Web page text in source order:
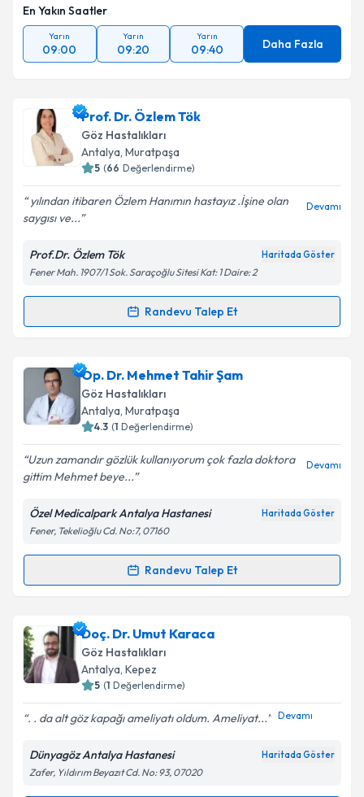
En Yakın Saatler
Yarın
09:00
Yarın
09:20
Yarın
09:40 Daha Fazla
Prof. Dr. Özlem Tök
Göz Hastalıkları
Antalya, Muratpaşa
5 (66 Değerlendirme)
yılından itibaren Özlem Hanımın hastayız .İşine olan
saygısı ve...
Devamı
Prof.Dr. Özlem Tök Haritada Göster
Fener Mah. 1907/1 Sok. Saraçoğlu Sitesi Kat: 1 Daire: 2
Randevu Talep Et
Randevu Takvimi Talebi
Prof. Dr. Özlem Tökiçin randevu takvimi talebi
oluşturun. Size bu uzmandan randevu almanız için bir
takvim hazırlandığında e-posta ile bilgilendireceğiz.
Kişisel verilerimin işlenmesine ilişkin
Aydınlatma
Metni'ni okudum ve kişisel verilerimin belirtilen
kapsamda işlenmesini kabul ediyorum.
Op. Dr. Mehmet Tahir Şam
Göz Hastalıkları
Antalya, Muratpaşa
4.3 (1 Değerlendirme)
Uzun zamandır gözlük kullanıyorum çok fazla doktora
gittim Mehmet beye...
Devamı
Özel Medicalpark Antalya Hastanesi Haritada Göster
Fener, Tekelioğlu Cd. No:7, 07160
Randevu Talep Et
Randevu Takvimi Talebi
Op. Dr. Mehmet Tahir Şamiçin randevu takvimi
talebi oluşturun. Size bu uzmandan randevu almanız
için bir takvim hazırlandığında e-posta ile
bilgilendireceğiz.
E-posta Adresiniz
Kişisel verilerimin işlenmesine ilişkinAydınlatma
Doç. Dr. Umut Karaca
Göz Hastalıkları
Antalya, Kepez
5 (1 Değerlendirme)
. . da alt göz kapağı ameliyatı oldum. Ameliyat... Devamı
Dünyagöz Antalya Hastanesi Haritada Göster
Zafer, Yıldırım Beyazıt Cd. No: 93, 07020